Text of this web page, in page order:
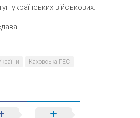
українських військових.
Каховська ГЕС